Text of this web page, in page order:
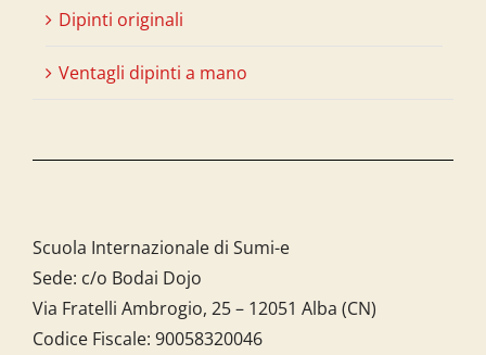
Dipinti originali
Ventagli dipinti a mano
Scuola Internazionale di Sumi-e
Sede: c/o Bodai Dojo
Via Fratelli Ambrogio, 25 – 12051 Alba (CN)
Codice Fiscale: 90058320046